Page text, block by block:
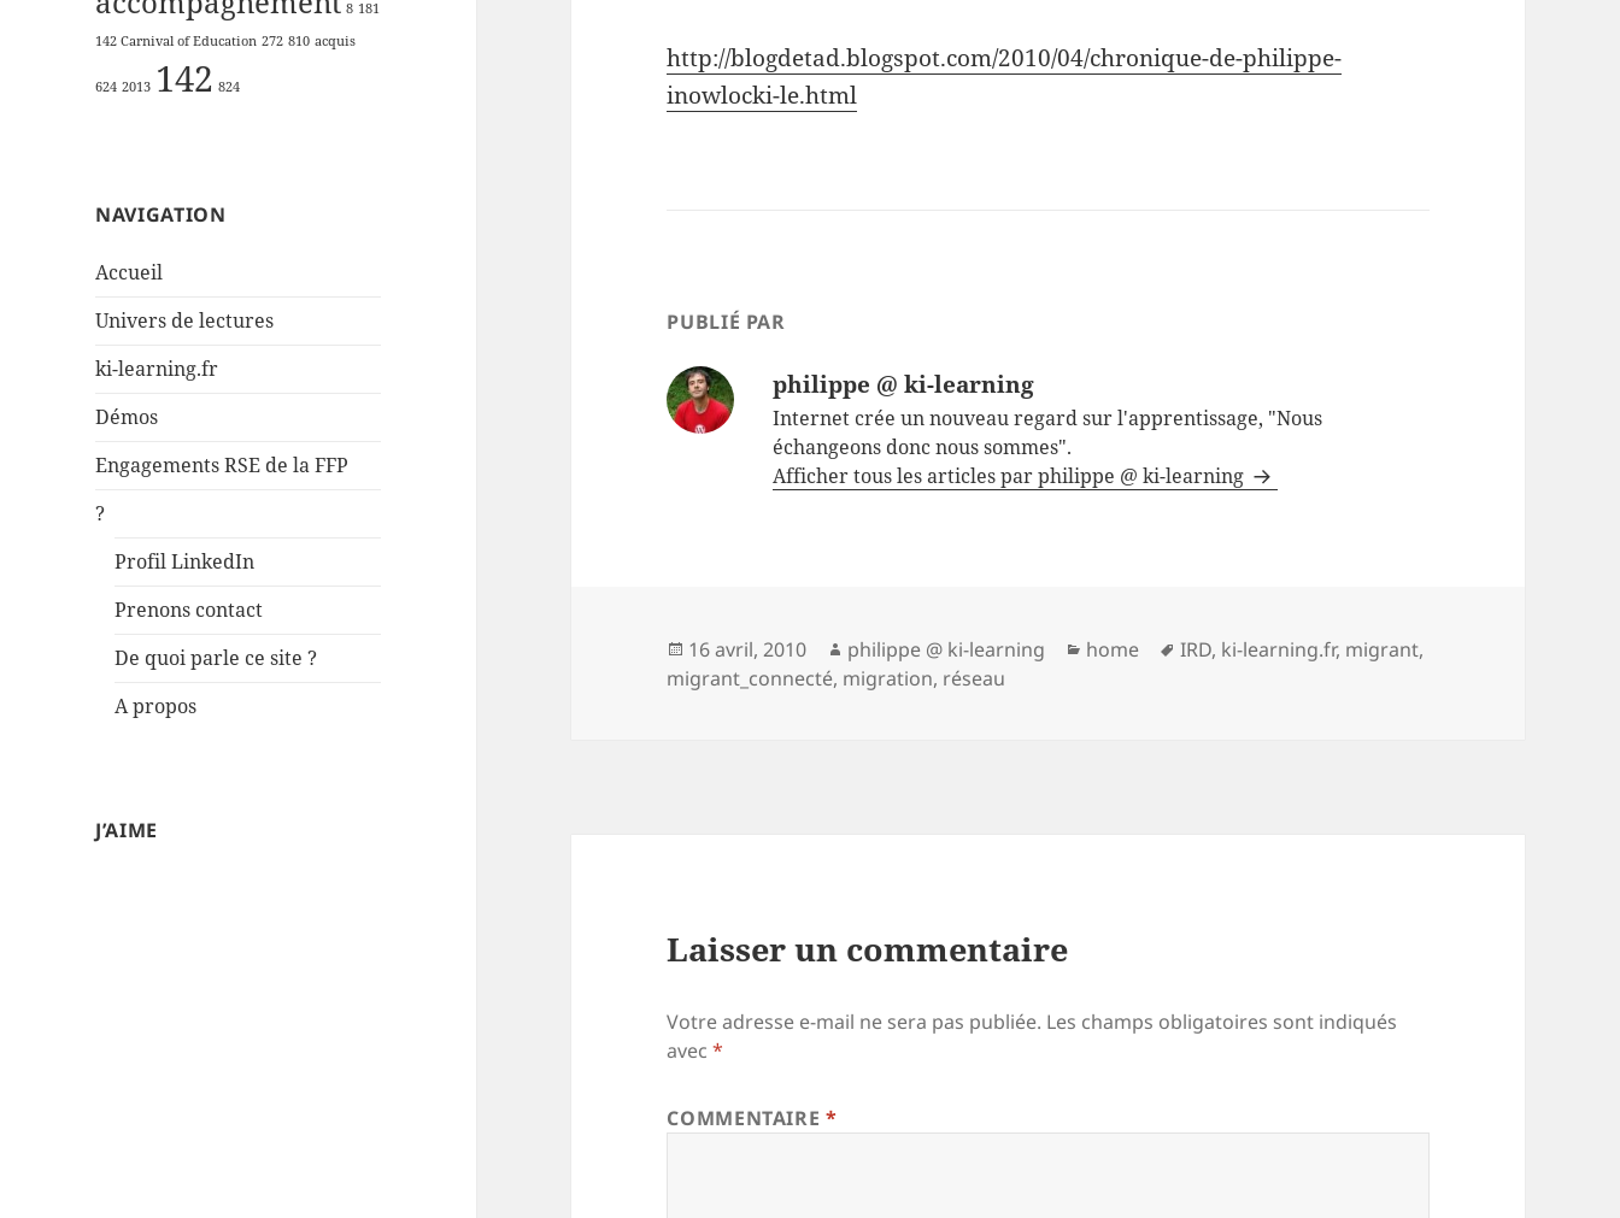
8 181
142 Carnival of Education 272 810 acquis
624 2013 142 824
NAVIGATION
Accueil
Univers de lectures
ki-learning.fr
Démos
Engagements RSE de la FFP
?
Profil LinkedIn
Prenons contact
De quoi parle ce site ?
A propos
J’AIME
http://blogdetad.blogspot.com/2010/04/chronique-de-philippe-
inowlocki-le.html
PUBLIÉ PAR
philippe @ ki-learning
Internet crée un nouveau regard sur l'apprentissage, "Nous
échangeons donc nous sommes".
Afficher tous les articles par philippe @ ki-learning
Publié
le
16 avril, 2010 Auteur
philippe @ ki-learning Catégories
home
Mots-
IRD, ki-learning.fr, migrant,
migrant_connecté, migration, réseau
Laisser un commentaire
Votre adresse e-mail ne sera pas publiée. Les champs obligatoires sont indiqués
avec*
COMMENTAIRE*